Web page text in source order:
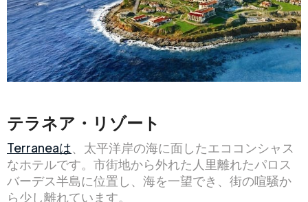
テラネア・リゾート
Terraneaは 、太平洋岸の海に面したエココンシャス
なホテルです。市街地から外れた人里離れたパロス
バーデス半島に位置し、海を一望でき、街の喧騒か
ら少し離れています。